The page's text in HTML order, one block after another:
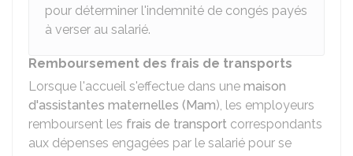
pour déterminer l'indemnité de congés payés
à verser au salarié.
Remboursement des frais de transports
Lorsque l'accueil s'effectue dans une maison
d'assistantes maternelles (Mam), les employeurs
remboursent les frais de transport correspondants
aux dépenses engagées par le salarié pour se